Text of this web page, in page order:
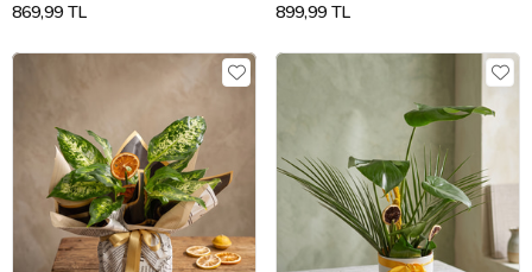
869,99 TL 899,99 TL